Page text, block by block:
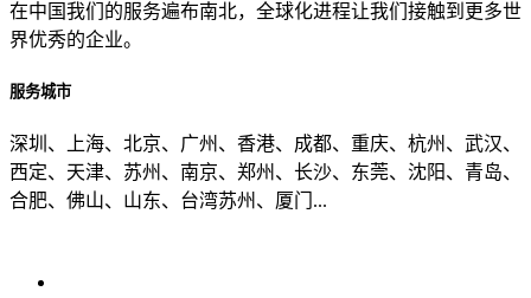
在中国我们的服务遍布南北，全球化进程让我们接触到更多世
界优秀的企业。
服务城市
深圳、上海、北京、广州、香港、成都、重庆、杭州、武汉、
西定、天津、苏州、南京、郑州、长沙、东莞、沈阳、青岛、
合肥、佛山、山东、台湾苏州、厦门...